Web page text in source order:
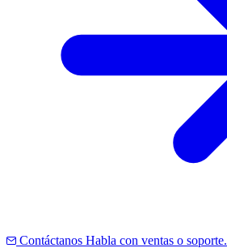
Contáctanos Habla con ventas o soporte.